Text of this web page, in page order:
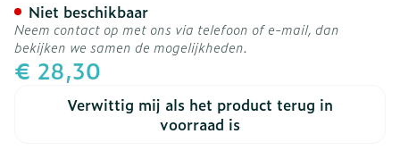
€ 28,30
Verwittig mij als het product terug in
voorraad is
Niet beschikbaar
Neem contact op met ons via telefoon of e-mail, dan
bekijken we samen de mogelijkheden.